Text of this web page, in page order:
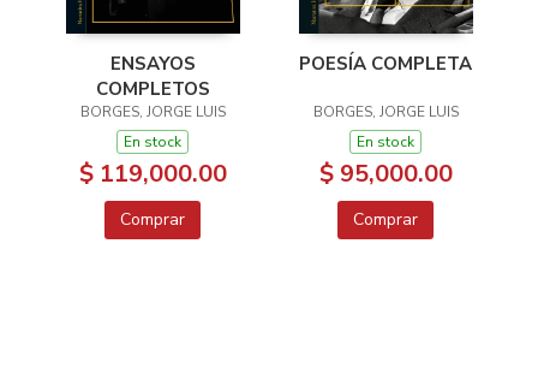
ENSAYOS
COMPLETOS
BORGES, JORGE LUIS
En stock
$ 119,000.00
Comprar
POESÍA COMPLETA
BORGES, JORGE LUIS
En stock
$ 95,000.00
Comprar